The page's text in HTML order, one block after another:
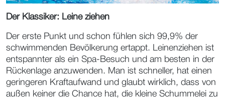
Der Klassiker: Leine ziehen
Der erste Punkt und schon fühlen sich 99,9% der
schwimmenden Bevölkerung ertappt. Leinenziehen ist
entspannter als ein Spa-Besuch und am besten in der
Rückenlage anzuwenden. Man ist schneller, hat einen
geringeren Kraftaufwand und glaubt wirklich, dass von
außen keiner die Chance hat, die kleine Schummelei zu